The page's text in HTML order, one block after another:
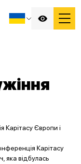
Карітасу Європи і
Карітасу
яка відбулась